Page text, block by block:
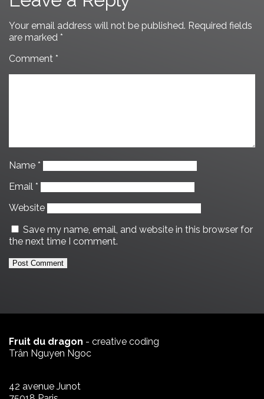
Your email address will not be published. Required fields
are marked *
Comment *
Name *
Email *
Website
Save my name, email, and website in this browser for
the next time I comment.
Fruit du dragon - creative coding
Trân Nguyen Ngoc
42 avenue Junot